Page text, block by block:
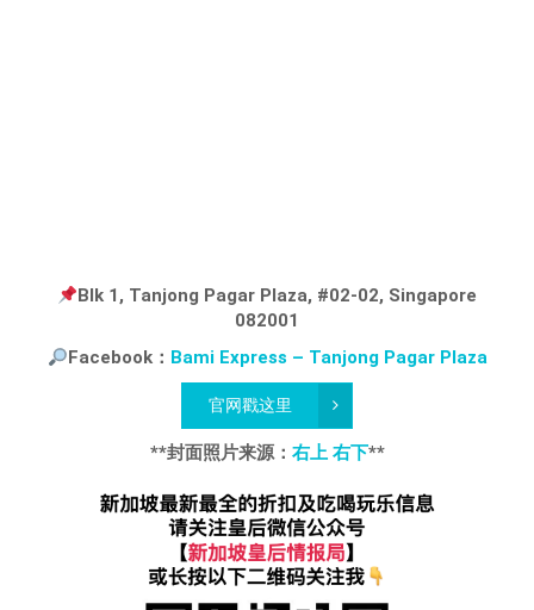
Blk 1, Tanjong Pagar Plaza, #02-02, Singapore
082001
Facebook： Bami Express – Tanjong Pagar Plaza
官网戳这里
**封面照片来源： 右上 右下**